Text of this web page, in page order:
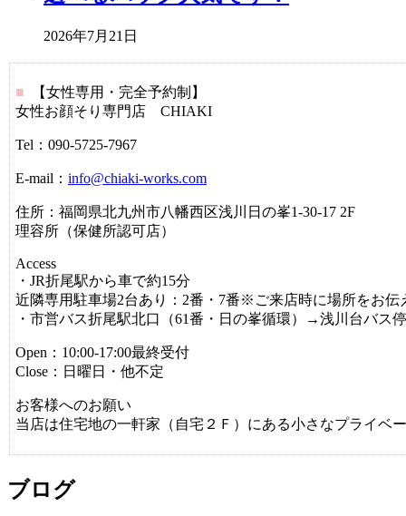
2026年7月21日
■
【女性専用・完全予約制】
女性お顔そり専門店 CHIAKI
Tel：090-5725-7967
E-mail： info@chiaki-works.com
住所：福岡県北九州市八幡西区浅川日の峯1-30-17 2F
理容所（保健所認可店）
Access
・JR折尾駅から車で約15分
近隣専用駐車場2台あり：2番・7番※ご来店時に場所をお伝
・市営バス折尾駅北口（61番・日の峯循環）→浅川台バス
Open：10:00‐17:00最終受付
Close：日曜日・他不定
お客様へのお願い
当店は住宅地の一軒家（自宅２Ｆ）にある小さなプライベ
ブログ